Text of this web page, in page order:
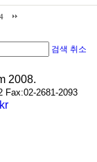
4
검색 취소
2008.
Fax:02-2681-2093